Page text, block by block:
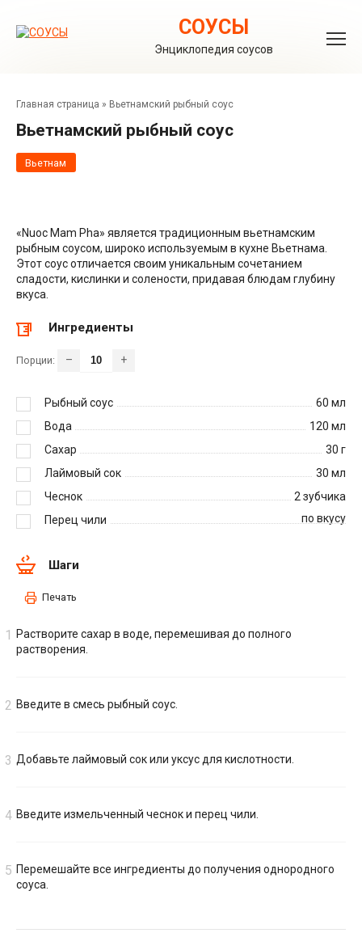
контенту
СОУСЫ
Энциклопедия соусов
Главная страница » Вьетнамский рыбный соус
Вьетнамский рыбный соус
Вьетнам
«Nuoc Mam Pha» является традиционным вьетнамским
рыбным соусом, широко используемым в кухне Вьетнама.
Этот соус отличается своим уникальным сочетанием
сладости, кислинки и солености, придавая блюдам глубину
вкуса.
Ингредиенты
Порции: – +
Рыбный соус 60 мл
Вода
120 мл
Сахар
30 г
Лаймовый сок
30 мл
Чеснок
2 зубчика
Перец чили
по вкусу
Шаги
Печать
Растворите сахар в воде, перемешивая до полного
растворения.
Введите в смесь рыбный соус.
Добавьте лаймовый сок или уксус для кислотности.
Введите измельченный чеснок и перец чили.
Перемешайте все ингредиенты до получения однородного
соуса.